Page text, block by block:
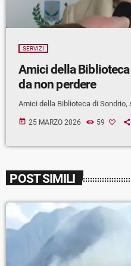
SERVIZI
Amici della
da non perdere
Amici della Biblioteca di Sondrio,
today 25 MARZO 2026 59
POST SIMILI